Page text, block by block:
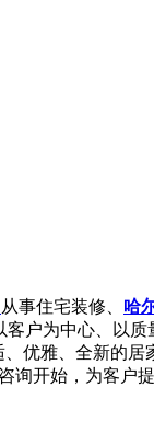
从事住宅装修、 哈
户为中心、以质
优雅、全新的居
询开始，为客户